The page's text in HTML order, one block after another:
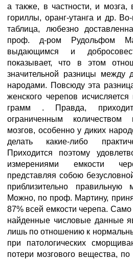
а также, в частности, и
гориллы, оранг-утанга и др.
таблица, любезно
проф. д-ром Рудольфом
выдающимся и
показывает, что в этом
значительной разницы между
народами. Повсюду эта
женского черепов
грамм . Правда,
ограниченным количеством
мозгов, особенно у диких
делать какие-либо
Приходится поэтому
измерениями емкости
представляя собою
приблизительно
Можно, по проф. Мартину,
87% всей емкости черепа.
найденные числовые данные
лишь по отношению к
при патологических
потери мозгового вещества,